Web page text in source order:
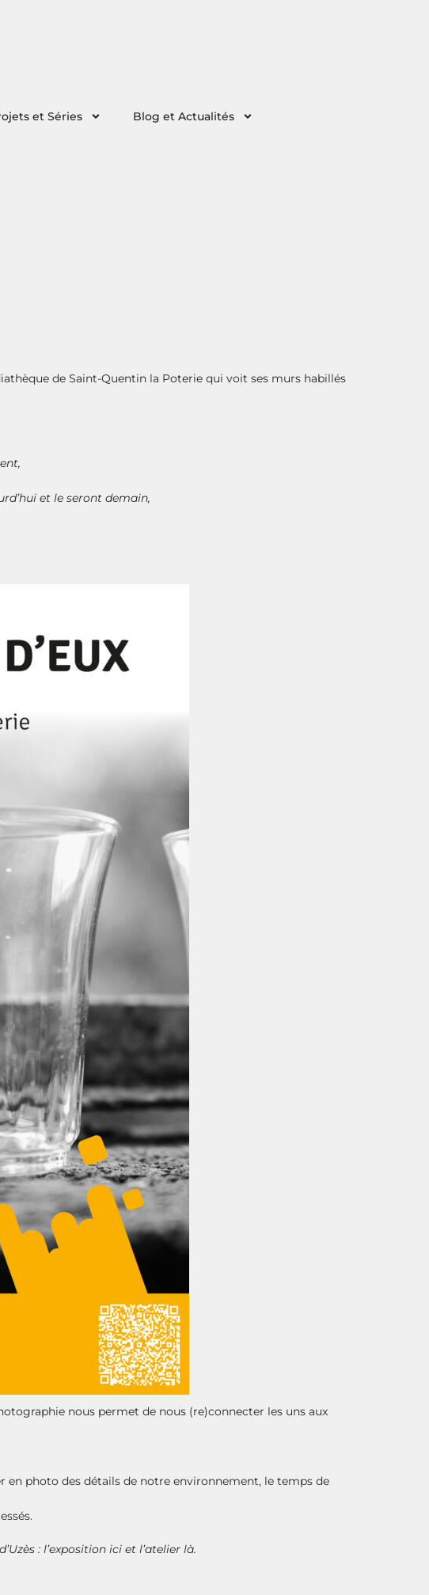
et Séries Blog et Actualités
de Saint-Quentin la Poterie qui voit ses murs habillés
et le seront demain,
nous permet de nous (re)connecter les uns aux
en photo des détails de notre environnement, le temps de
: l’exposition ici et l’atelier là.